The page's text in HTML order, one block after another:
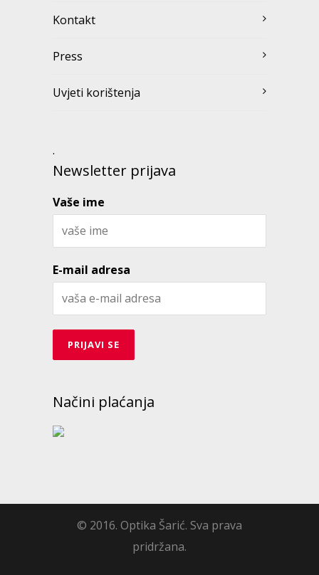
Kontakt
Press
Uvjeti korištenja
.
Newsletter prijava
Vaše ime
E-mail adresa
Načini plaćanja
© 2016. Optika Šarić. Sva prava
pridržana.